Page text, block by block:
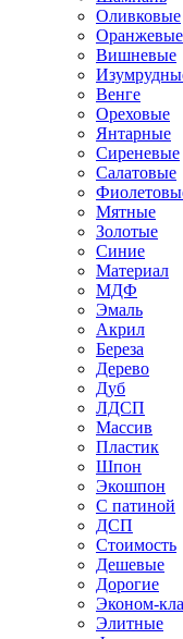
Оливковые
Оранжевые
Вишневые
Венге
Ореховые
Янтарные
Сиреневые
Салатовые
Мятные
Золотые
Синие
Материал
МДФ
Эмаль
Акрил
Береза
Дерево
Дуб
ЛДСП
Массив
Пластик
Шпон
Экошпон
С патиной
ДСП
Стоимость
Дешевые
Дорогие
Эконом-
Элитные